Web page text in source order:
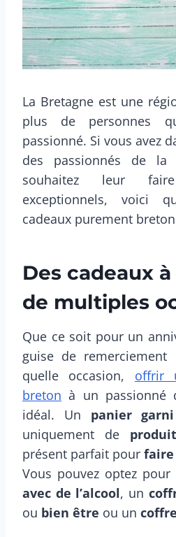
La Bretagne est une
plus de personnes
passionné. Si vous avez
des passionnés de la
souhaitez leur
exceptionnels, voici
cadeaux purement
Des cadeaux
de multiples
Que ce soit pour un
guise de remerciement
quelle occasion, offrir
breton à un passionné
idéal. Un panier
uniquement de
présent parfait pour faire
Vous pouvez optez pour
avec de l’alcool, un
ou bien être ou un